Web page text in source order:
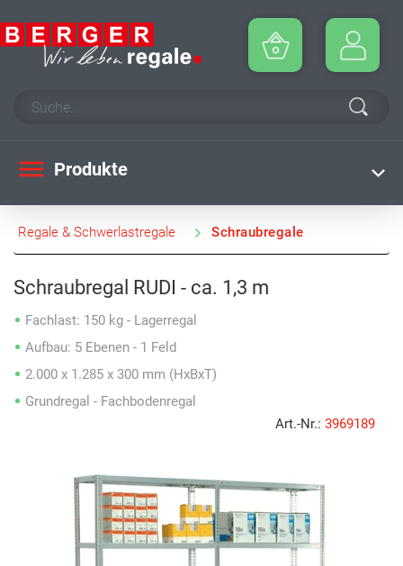
Produkte
Regale & Schwerlastregale Schraubregale
Schraubregal RUDI - ca. 1,3 m
Fachlast: 150 kg - Lagerregal
Aufbau: 5 Ebenen - 1 Feld
2.000 x 1.285 x 300 mm (HxBxT)
Grundregal - Fachbodenregal
Art.-Nr.: 3969189